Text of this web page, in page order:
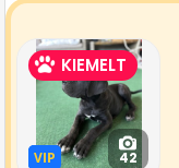
KIEMELT
VIP
VIP 42